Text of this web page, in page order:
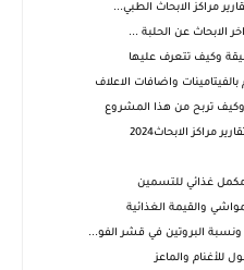
مراكز الابحاث الطبي...
الابحاث عن الحلبة ...
وكيف تتعرف عليها
واضافات الاعلاف
وكيف تربح من هذا المشروع
مراكز الابحاث2024
غذائي للتسمين
والقيمة الغذائية
البروتين في قشر الفو...
للأغنام والماعز